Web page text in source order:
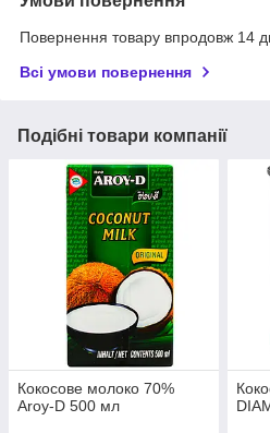
Повернення товару впродовж 14
Всі умови повернення
Подібні товари компанії
Кокосове молоко 70%
Aroy-D 500 мл